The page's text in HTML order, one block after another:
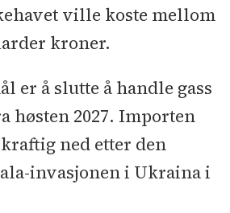
ville koste mellom
kroner.
er å slutte å handle gass
høsten 2027. Importen
ned etter den
invasjonen i Ukraina i